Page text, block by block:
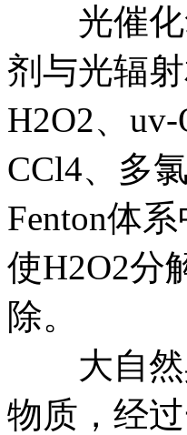
光催化氧
剂与光辐
H2O2、
CCl4、多
Fenton体
使H2O2分
除。
大自然
物质，经